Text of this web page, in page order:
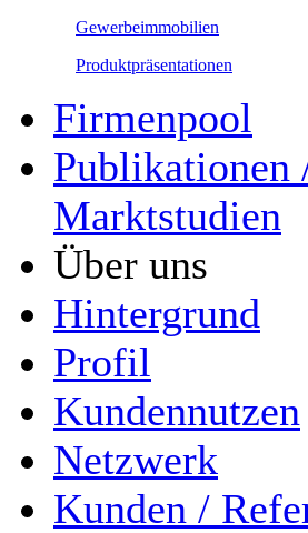
Gewerbeimmobilien
Produktpräsentationen
Firmenpool
Publikationen
Marktstudien
Über uns
Hintergrund
Profil
Kundennutzen
Netzwerk
Kunden /